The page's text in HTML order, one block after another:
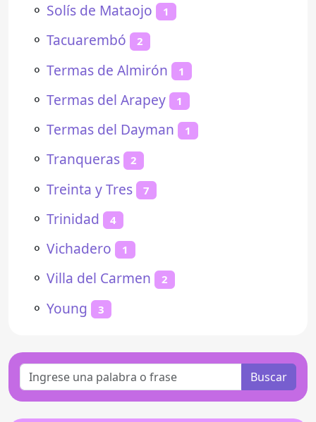
⚬ Solís de Mataojo 1
⚬ Tacuarembó 2
⚬ Termas de Almirón 1
⚬ Termas del Arapey 1
⚬ Termas del Dayman 1
⚬ Tranqueras 2
⚬ Treinta y Tres 7
⚬ Trinidad 4
⚬ Vichadero 1
⚬ Villa del Carmen 2
⚬ Young 3
Buscar